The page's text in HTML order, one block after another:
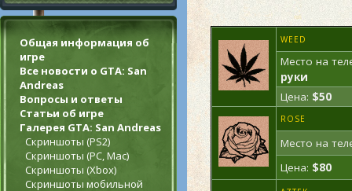
Общая информация об
игре
Все новости о GTA: San
Andreas
Вопросы и ответы
Статьи об игре
Галерея GTA: San Andreas
Скриншоты (PS2)
Скриншоты (PC, Mac)
Скриншоты (Xbox)
Скриншоты мобильной
WEED
Место на
руки
Цена: $50
ROSE
Место на
Цена: $80